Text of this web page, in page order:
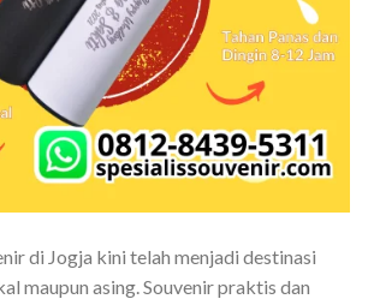
di Jogja kini telah menjadi destinasi
maupun asing. Souvenir praktis dan